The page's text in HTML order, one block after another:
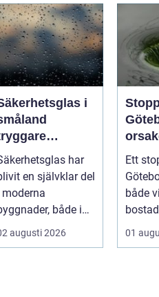
i
med
har
en självklar del
moderna
både i
hem och offentliga
miljöer. I ...
augusti 2026
hur
Ett
både
gar
01